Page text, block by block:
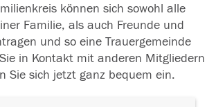
können sich sowohl alle
Familie, als auch Freunde und
und so eine Trauergemeinde
in Kontakt mit anderen Mitgliedern
Sie sich jetzt ganz bequem ein.